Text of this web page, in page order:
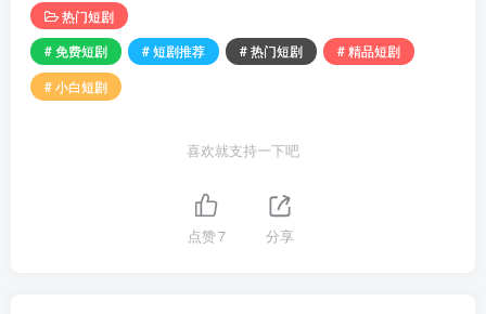
热门短剧
# 免费短剧
# 短剧推荐 # 热门短剧
# 精品短剧
# 小白短剧
喜欢就支持一下吧
点赞7 分享